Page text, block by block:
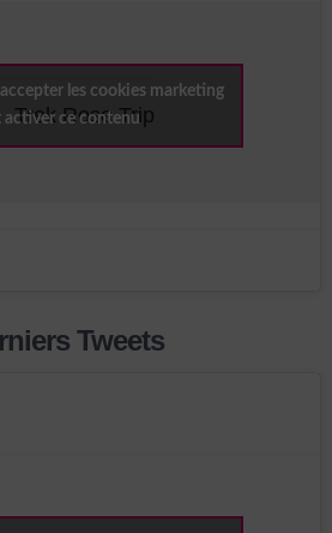
Trek Rose Trip
les cookies marketing
activer ce contenu
Tweets